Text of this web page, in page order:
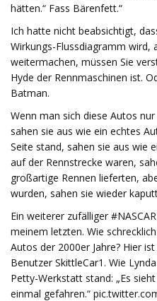
hätten.“ Fass Bärenfett.“
Ich hatte nicht beabsichtigt,
Wirkungs-Flussdiagramm wird,
weitermachen, müssen Sie
Hyde der Rennmaschinen ist.
Batman.
Wenn man sich diese Autos
sahen sie aus wie ein echtes
Seite stand, sahen sie aus wie
auf der Rennstrecke waren,
großartige Rennen lieferten,
wurden, sahen sie wieder
Ein weiterer zufälliger
meinem letzten. Wie
Autos der 2000er Jahre? Hier
Benutzer SkittleCar1. Wie
Petty-Werkstatt stand: „Es
einmal gefahren.“